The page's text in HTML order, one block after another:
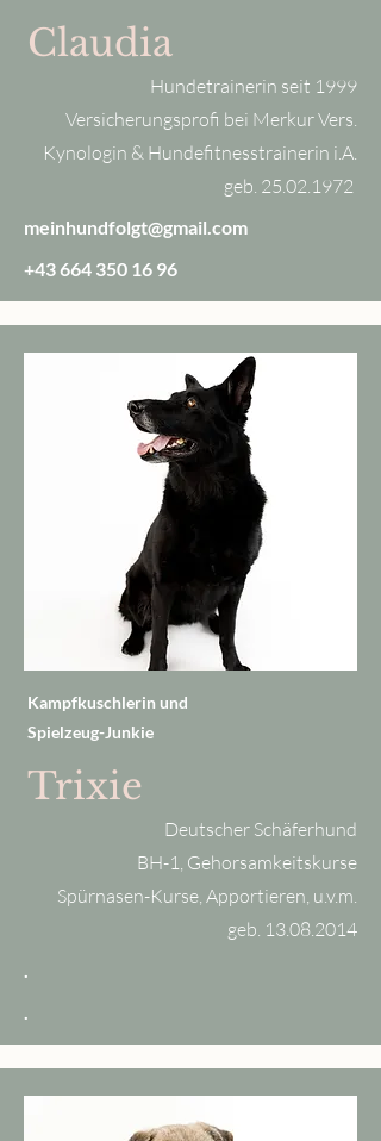
Claudia
Hundetrainerin seit 1999
Versicherungsprofi bei Merkur Vers.
Kynologin & Hundefitnesstrainerin i.A.
geb. 25.02.1972
meinhundfolgt@gmail.com
+43 664 350 16 96
Kampfkuschlerin und
Spielzeug-Junkie
Trixie
Deutscher Schäferhund
BH-1, Gehorsamkeitskurse
Spürnasen-Kurse, Apportieren, u.v.m.
geb. 13.08.2014